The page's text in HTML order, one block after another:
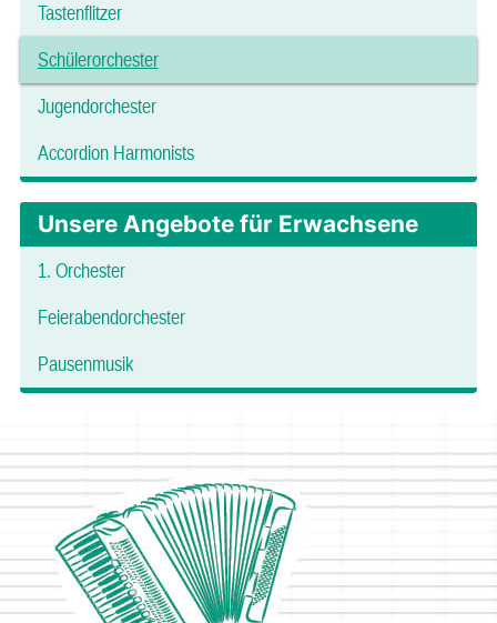
Tastenflitzer
Schülerorchester
Jugendorchester
Accordion Harmonists
Unsere Angebote für Erwachsene
1. Orchester
Feierabendorchester
Pausenmusik